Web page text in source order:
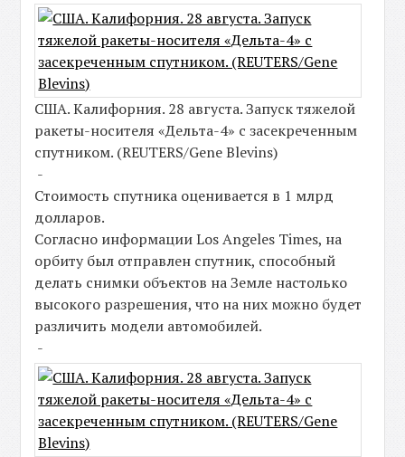
США. Калифорния. 28 августа. Запуск тяжелой
ракеты-носителя «Дельта-4» с засекреченным
спутником. (REUTERS/Gene Blevins)
-
Стоимость спутника оценивается в 1 млрд
долларов.
Согласно информации Los Angeles Times, на
орбиту был отправлен спутник, способный
делать снимки объектов на Земле настолько
высокого разрешения, что на них можно будет
различить модели автомобилей.
-